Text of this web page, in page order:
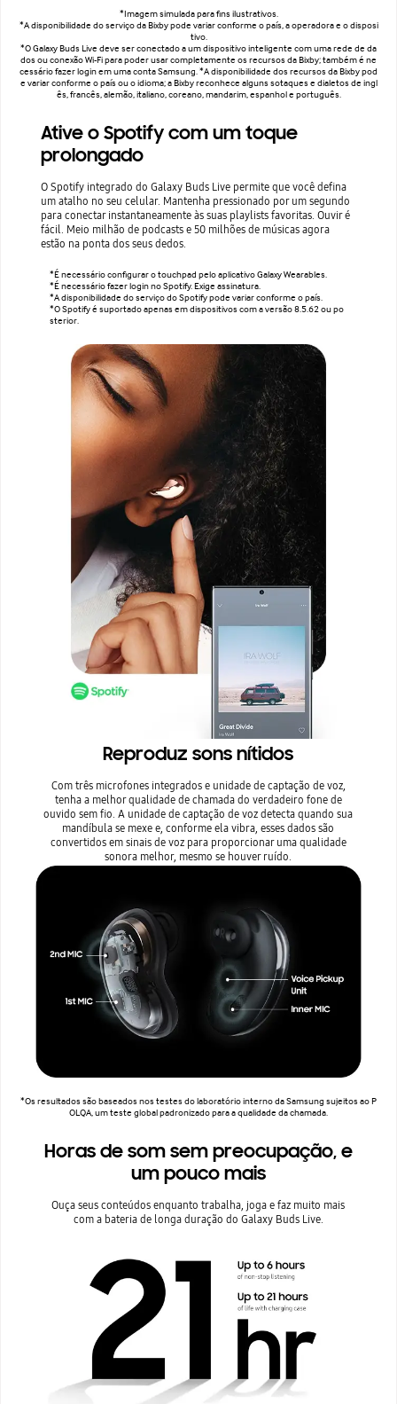
*Imagem simulada para fins ilustrativos.
*A disponibilidade do serviço da Bixby pode variar conforme o país, a operadora e o disposi
tivo.
*O Galaxy Buds Live deve ser conectado a um dispositivo inteligente com uma rede de da
dos ou conexão Wi-Fi para poder usar completamente os recursos da Bixby; também é ne
cessário fazer login em uma conta Samsung.*A disponibilidade dos recursos da Bixby pod
e variar conforme o país ou o idioma; a Bixby reconhece alguns sotaques e dialetos de ingl
ês, francês, alemão, italiano, coreano, mandarim, espanhol e português.
Ative o Spotify com um toque
prolongado
O Spotify integrado do Galaxy Buds Live permite que você defina
um atalho no seu celular. Mantenha pressionado por um segundo
para conectar instantaneamente às suas playlists favoritas. Ouvir é
fácil. Meio milhão de podcasts e 50 milhões de músicas agora
estão na ponta dos seus dedos.
*É necessário configurar o touchpad pelo aplicativo Galaxy Wearables.
*É necessário fazer login no Spotify. Exige assinatura.
*A disponibilidade do serviço do Spotify pode variar conforme o país.
*O Spotify é suportado apenas em dispositivos com a versão 8.5.62 ou po
sterior.
Reproduz sons nítidos
Com três microfones integrados e unidade de captação de voz,
tenha a melhor qualidade de chamada do verdadeiro fone de
ouvido sem fio. A unidade de captação de voz detecta quando sua
mandíbula se mexe e, conforme ela vibra, esses dados são
convertidos em sinais de voz para proporcionar uma qualidade
sonora melhor, mesmo se houver ruído.
*Os resultados são baseados nos testes do laboratório interno da Samsung sujeitos ao P
OLQA, um teste global padronizado para a qualidade da chamada.
Horas de som sem preocupação, e
um pouco mais
Ouça seus conteúdos enquanto trabalha, joga e faz muito mais
com a bateria de longa duração do Galaxy Buds Live.